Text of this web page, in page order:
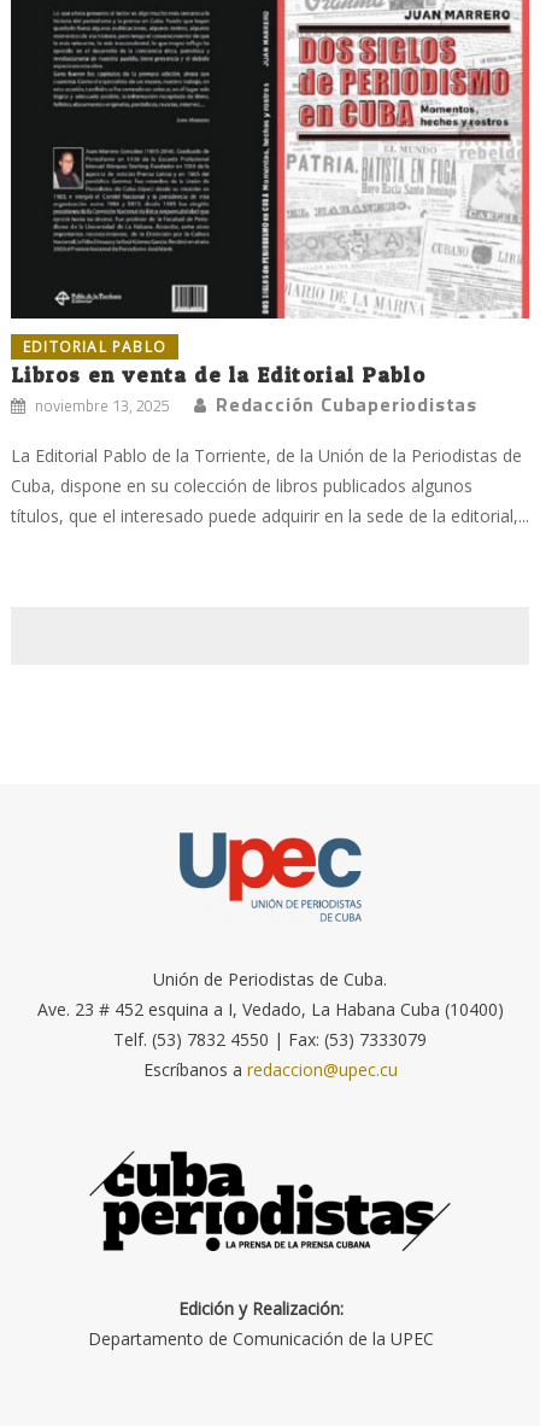
EDITORIAL PABLO
Libros en venta de la Editorial Pablo
noviembre 13, 2025 Redacción Cubaperiodistas
La Editorial Pablo de la Torriente, de la Unión de la Periodistas de
Cuba, dispone en su colección de libros publicados algunos
títulos, que el interesado puede adquirir en la sede de la editorial,...
Unión de Periodistas de Cuba.
Ave. 23 # 452 esquina a I, Vedado, La Habana Cuba (10400)
Telf. (53) 7832 4550 | Fax: (53) 7333079
Escríbanos a redaccion@upec.cu
Edición y Realización:
Departamento de Comunicación de la UPEC